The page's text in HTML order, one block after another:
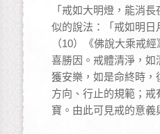
「戒如大明燈，能消
似的說法：「戒如明
（10）《佛說大乘戒
喜勝因。戒體清淨，
獲安樂，如是命終時
方向、行止的規範；
寶。由此可見戒的意義